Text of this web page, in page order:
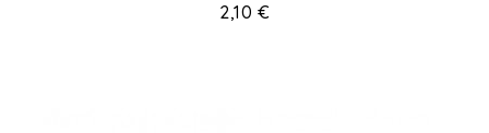
Prix
2,10 €